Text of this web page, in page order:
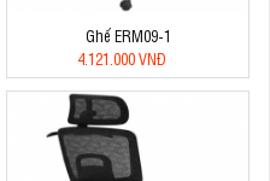
Ghế ERM09-1
4.121.000 VNĐ